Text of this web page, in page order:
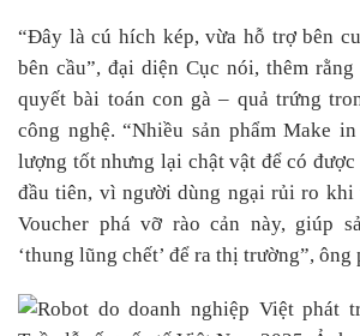
“Đây là cú hích kép, vừa hỗ trợ bên
bên cầu”, đại diện Cục nói, thêm
quyết bài toán con gà – quả trứng
công nghệ. “Nhiều sản phẩm Make
lượng tốt nhưng lại chật vật để có được
đầu tiên, vì người dùng ngại rủi ro khi
Voucher phá vỡ rào cản này, giúp
‘thung lũng chết’ để ra thị trường”, ông